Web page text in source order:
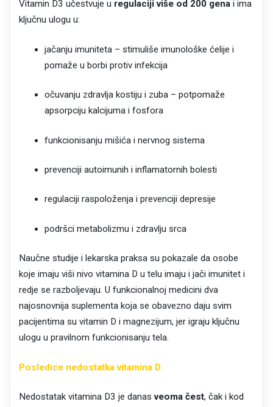
Vitamin D3 učestvuje u regulaciji više od 200 genai ima
ključnu ulogu u:
jačanju imuniteta – stimuliše imunološke ćelije i
pomaže u borbi protiv infekcija
očuvanju zdravlja kostiju i zuba – potpomaže
apsorpciju kalcijuma i fosfora
funkcionisanju mišića i nervnog sistema
prevenciji autoimunih i inflamatornih bolesti
regulaciji raspoloženja i prevenciji depresije
podršci metabolizmu i zdravlju srca
Naučne studije i lekarska praksa su pokazale da osobe
koje imaju viši nivo vitamina D u telu imaju i jači imunitet i
redje se razboljevaju. U funkcionalnoj medicini dva
najosnovnija suplementa koja se obavezno daju svim
pacijentima su vitamin D i magnezijum, jer igraju ključnu
ulogu u pravilnom funkcionisanju tela.
Posledice nedostatka vitamina D
Nedostatak vitamina D3 je danasveoma čest, čak i kod